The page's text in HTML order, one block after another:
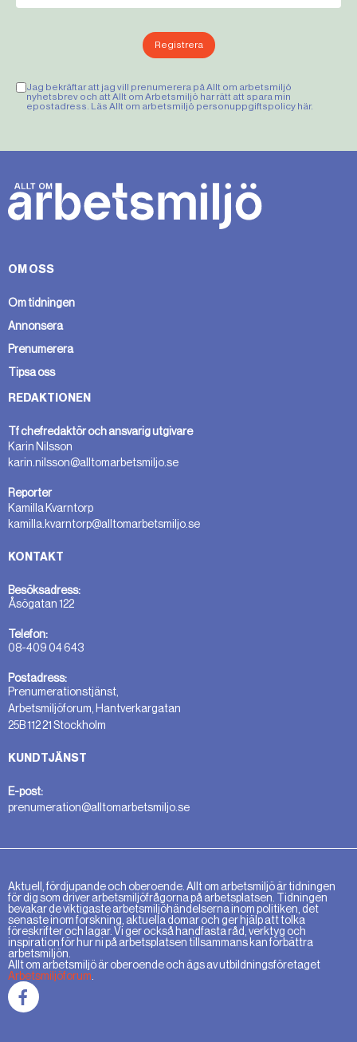
Registrera
Jag bekräftar att jag vill prenumerera på Allt om arbetsmiljö
nyhetsbrev och att Allt om Arbetsmiljö har rätt att spara min
epostadress. Läs Allt om arbetsmiljö personuppgiftspolicy här.
OM OSS
Om tidningen
Annonsera
Prenumerera
Tipsa oss
REDAKTIONEN
Tf chefredaktör och ansvarig utgivare
Karin Nilsson
karin.nilsson@alltomarbetsmiljo.se
Reporter
Kamilla Kvarntorp
kamilla.kvarntorp@alltomarbetsmiljo.se
KONTAKT
Besöksadress:
Åsögatan 122
Telefon:
08-409 04 643
Postadress:
Prenumerationstjänst,
Arbetsmiljöforum, Hantverkargatan
25B 112 21 Stockholm
KUNDTJÄNST
E-post:
prenumeration@alltomarbetsmiljo.se
Aktuell, fördjupande och oberoende. Allt om arbetsmiljö är tidningen
för dig som driver arbetsmiljöfrågorna på arbetsplatsen. Tidningen
bevakar de viktigaste arbetsmiljöhändelserna inom politiken, det
senaste inom forskning, aktuella domar och ger hjälp att tolka
föreskrifter och lagar. Vi ger också handfasta råd, verktyg och
inspiration för hur ni på arbetsplatsen tillsammans kan förbättra
arbetsmiljön.
Allt om arbetsmiljö är oberoende och ägs av utbildningsföretaget
Arbetsmiljöforum